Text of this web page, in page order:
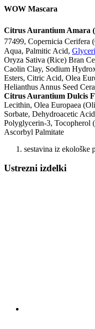
WOW Mascara
Citrus Aurantium Amara
77499, Copernicia Cerifera
Aqua, Palmitic Acid,
Oryza Sativa (Rice) Bran
Caolin Clay, Sodium
Esters, Citric Acid, Olea
Helianthus Annus Seed
Citrus Aurantium Dulcis
Lecithin, Olea Europaea
Sorbate, Dehydroacetic
Polyglycerin-3, Tocopherol
Ascorbyl Palmitate
sestavina iz ekološke
Ustrezni izdelki